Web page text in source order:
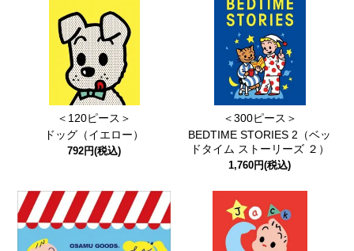
＜120ピース＞
ドッグ（イエロー）
792円(税込)
＜300ピース＞
BEDTIME STORIES 2（ベッ
ドタイム ストーリーズ ２）
1,760円(税込)